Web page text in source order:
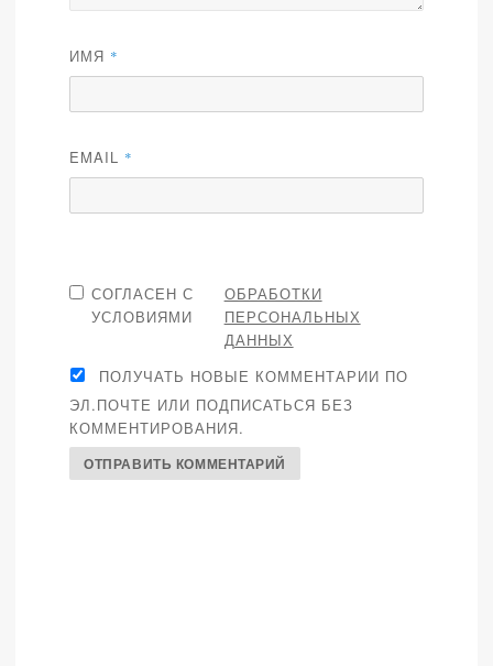
ИМЯ *
EMAIL *
СОГЛАСЕН С
УСЛОВИЯМИ
ОБРАБОТКИ
ПЕРСОНАЛЬНЫХ
ДАННЫХ
ПОЛУЧАТЬ НОВЫЕ КОММЕНТАРИИ ПО
ЭЛ.ПОЧТЕ ИЛИ ПОДПИСАТЬСЯ БЕЗ
КОММЕНТИРОВАНИЯ.